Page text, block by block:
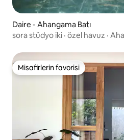
Daire - Ahangama Batı
sora stüdyo iki · özel havuz ·
Misafirlerin favorisi
Misafirlerin favorisi